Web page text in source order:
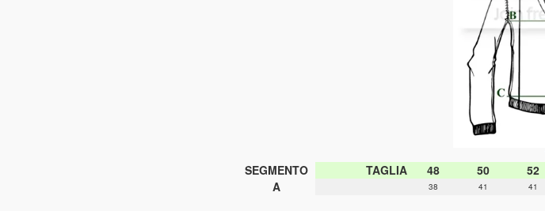
SEGMENTO TAGLIA 48 50 52
A
38 41 41